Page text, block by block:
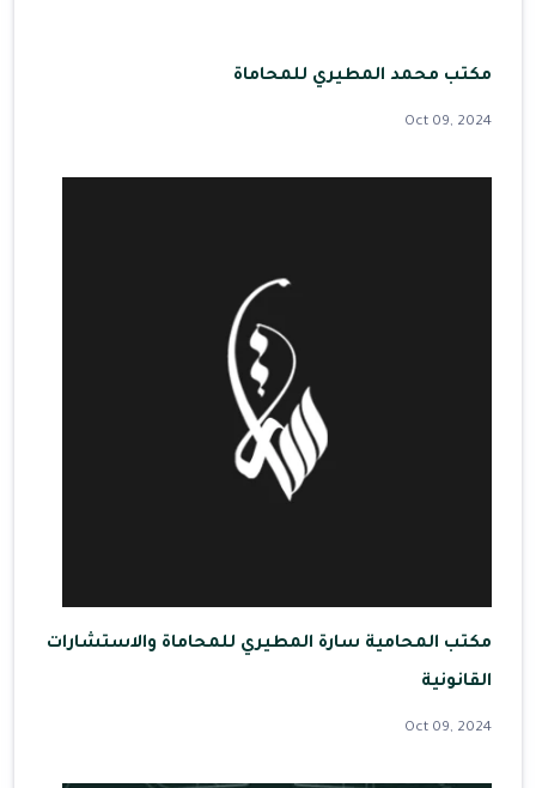
مكتب محمد المطيري للمحاماة
Oct 09, 2024
مكتب المحامية سارة المطيري للمحاماة والاستشارات
القانونية
Oct 09, 2024